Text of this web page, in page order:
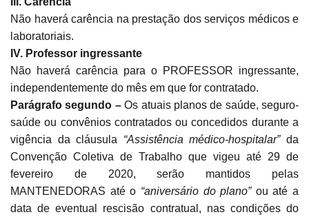
Não haverá carência na prestação dos serviços médicos e
laboratoriais.
IV. Professor ingressante
Não haverá carência para o PROFESSOR ingressante,
independentemente do mês em que for contratado.
Parágrafo segundo –Os atuais planos de saúde, seguro-
saúde ou convênios contratados ou concedidos durante a
vigência da cláusula “Assistência médico-hospitalar”da
Convenção Coletiva de Trabalho que vigeu até 29 de
fevereiro de 2020, serão mantidos pelas
MANTENEDORAS até o “aniversário do plano” ou até a
data de eventual rescisão contratual, nas condições do